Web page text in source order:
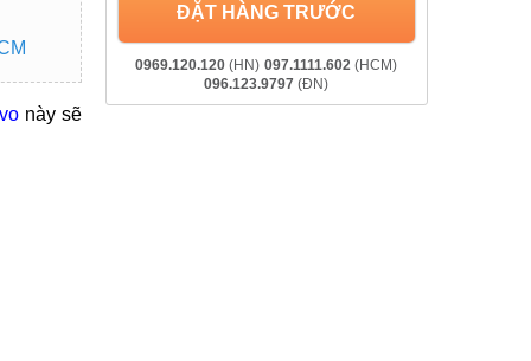
này sẽ
ĐẶT HÀNG TRƯỚC
0969.120.120 (HN) 097.1111.602 (HCM)
096.123.9797 (ĐN)